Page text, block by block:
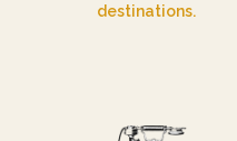
destinations.